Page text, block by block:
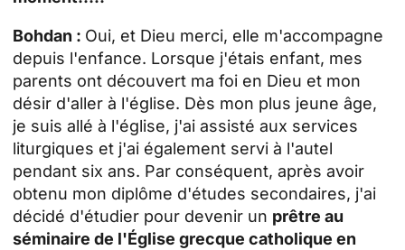
Bohdan : Oui, et Dieu merci, elle m'accompagne
depuis l'enfance. Lorsque j'étais enfant, mes
parents ont découvert ma foi en Dieu et mon
désir d'aller à l'église. Dès mon plus jeune âge,
je suis allé à l'église, j'ai assisté aux services
liturgiques et j'ai également servi à l'autel
pendant six ans. Par conséquent, après avoir
obtenu mon diplôme d'études secondaires, j'ai
décidé d'étudier pour devenir un prêtre au
séminaire de l'Église grecque catholique en